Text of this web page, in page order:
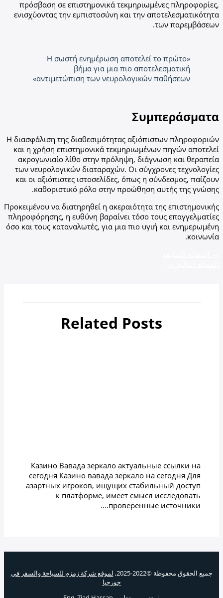
πρόσβαση σε επιστημονικά τεκμηριωμένες πληροφορίες,
ενισχύοντας την εμπιστοσύνη και την αποτελεσματικότητα
των παρεμβάσεων.
«Η σωστή ενημέρωση αποτελεί το πρώτο
βήμα για μια πιο αποτελεσματική
αντιμετώπιση των νευρολογικών παθήσεων»
Συμπεράσματα
Η διασφάλιση της διαθεσιμότητας αξιόπιστων πληροφοριών
και η χρήση επιστημονικά τεκμηριωμένων πηγών αποτελεί
ακρογωνιαίο λίθο στην πρόληψη, διάγνωση και θεραπεία
των νευρολογικών διαταραχών. Οι σύγχρονες τεχνολογίες
και οι αξιόπιστες ιστοσελίδες, όπως η σύνδεσμος, παίζουν
καθοριστικό ρόλο στην προώθηση αυτής της γνώσης.
Προκειμένου να διατηρηθεί η ακεραιότητα της επιστημονικής
πληροφόρησης, η ευθύνη βαραίνει τόσο τους επαγγελματίες
όσο και τους καταναλωτές, για μια πιο υγιή και ενημερωμένη
κοινωνία.
Related Posts
Казино Вавада зеркало актуальные ссылки на
сегодня Казино вавада зеркало на сегодня Для
азартных игроков, ищущих стабильный доступ
к платформе, имеет смысл исследовать
проверенные источники.…
جميع الحقوق محفوظة ©2022-2025,
لموقع شركة زمزم للسياحة والسفر في
جورجيا